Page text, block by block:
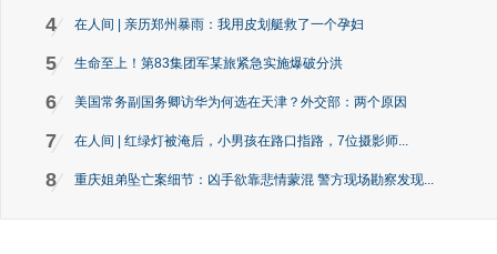
4 在人间 | 亲历郑州暴雨：我用皮划艇救了一个孕妇
5 生命至上！第83集团军某旅紧急实施爆破分洪
6 美国常务副国务卿访华为何选在天津？外交部：两个原因
7 在人间 | 红绿灯被淹后，小男孩在路口指路，7位摄影师...
8 重庆姐弟坠亡案细节：凶手欲靠悲情蒙混 警方现场勘察发现...